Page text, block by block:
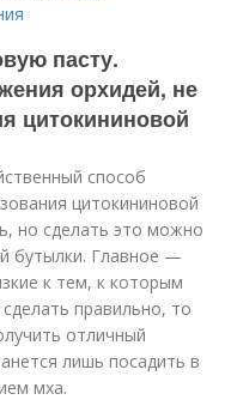
пасту.
орхидей, не
цитокининовой
способ
цитокининовой
но сделать это можно
бутылки. Главное —
к тем, к которым
правильно, то
отличный
лишь посадить в
мха.